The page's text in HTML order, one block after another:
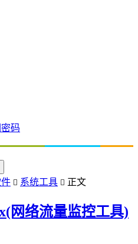
码
 系统工具  正文
网络流量监控工具)